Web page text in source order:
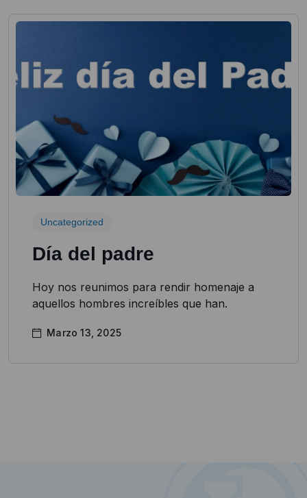
Uncategorized
Día del padre
Hoy nos reunimos para rendir homenaje a
aquellos hombres increíbles que han.
Marzo 13, 2025